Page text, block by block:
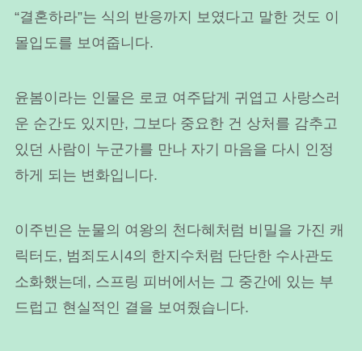
“결혼하라”는 식의 반응까지 보였다고 말한 것도 이
몰입도를 보여줍니다.
윤봄이라는 인물은 로코 여주답게 귀엽고 사랑스러
운 순간도 있지만, 그보다 중요한 건 상처를 감추고
있던 사람이 누군가를 만나 자기 마음을 다시 인정
하게 되는 변화입니다.
이주빈은 눈물의 여왕의 천다혜처럼 비밀을 가진 캐
릭터도, 범죄도시4의 한지수처럼 단단한 수사관도
소화했는데, 스프링 피버에서는 그 중간에 있는 부
드럽고 현실적인 결을 보여줬습니다.